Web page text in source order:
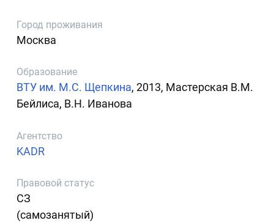
Город проживания
Москва
Образование
ВТУ им. М.С. Щепкина, 2013, Мастерская В.М.
Бейлиса, В.Н. Иванова
Агентство
KADR
Правовой статус
СЗ
(самозанятый)